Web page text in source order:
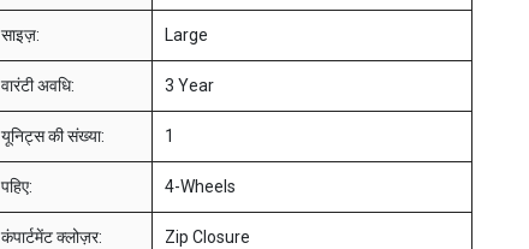
साइज़: Large
वारंटी अवधि: 3 Year
यूनिट्स की संख्या: 1
पहिए: 4-Wheels
कंपार्टमेंट क्लोज़र: Zip Closure